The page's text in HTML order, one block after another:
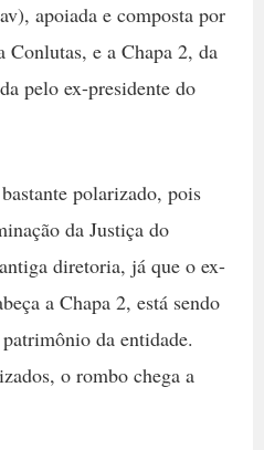
apoiada e composta por
Conlutas, e a Chapa 2, da
pelo ex-presidente do
polarizado, pois
da Justiça do
diretoria, já que o ex-
a Chapa 2, está sendo
da entidade.
o rombo chega a